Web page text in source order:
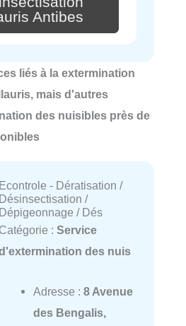
Antibes
liés à la extermination
mais d'autres
des nuisibles près de
Econtrole - Dératisation /
Désinsectisation /
Dépigeonnage / Dés
Catégorie : Service
des nuis
Adresse : 8 Avenue
des Bengalis,